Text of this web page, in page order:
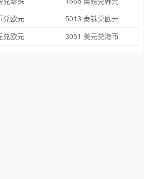
兑欧元
5013 泰铢兑欧元
兑欧元 3051 美元兑港币